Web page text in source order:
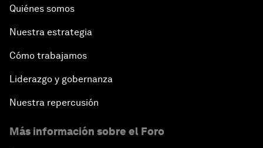
Quiénes somos
Nuestra estrategia
Cómo trabajamos
Liderazgo y gobernanza
Nuestra repercusión
Más información sobre el Foro